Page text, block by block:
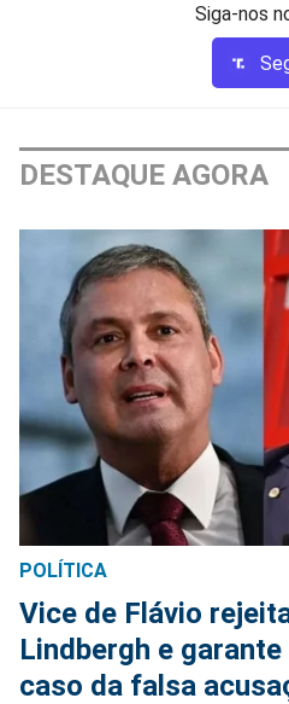
Siga-nos
DESTAQUE AGORA
POLÍTICA
Vice de Flávio
Lindbergh e
caso da falsa